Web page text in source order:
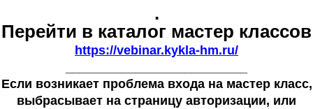
.
Перейти в каталог мастер классов
https://vebinar.kykla-hm.ru/
Если возникает проблема входа на мастер класс,
выбрасывает на страницу авторизации, или